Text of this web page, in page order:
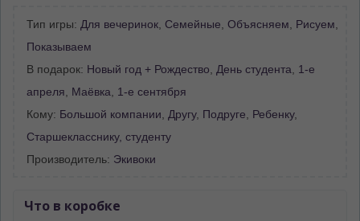
Тип игры: Для вечеринок Семейные Объясняем Рисуем
Показываем
В подарок: Новый год + Рождество День студента
1-е
апреля
Маёвка
1-е сентября
Кому: Большой компании Другу, Подруге Ребенку,
Старшекласснику, студенту
Производитель: Экивоки
Что в коробке